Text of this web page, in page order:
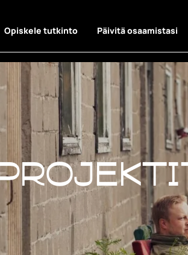
Opiskele tutkinto Päivitä osaamistasi